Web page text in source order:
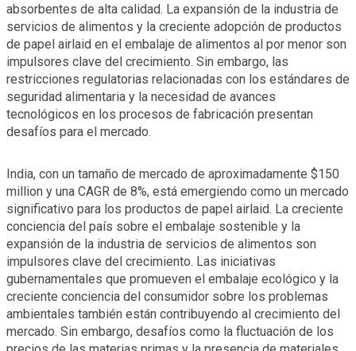
absorbentes de alta calidad. La expansión de la industria de
servicios de alimentos y la creciente adopción de productos
de papel airlaid en el embalaje de alimentos al por menor son
impulsores clave del crecimiento. Sin embargo, las
restricciones regulatorias relacionadas con los estándares de
seguridad alimentaria y la necesidad de avances
tecnológicos en los procesos de fabricación presentan
desafíos para el mercado.
India, con un tamaño de mercado de aproximadamente $150
million y una CAGR de 8%, está emergiendo como un mercado
significativo para los productos de papel airlaid. La creciente
conciencia del país sobre el embalaje sostenible y la
expansión de la industria de servicios de alimentos son
impulsores clave del crecimiento. Las iniciativas
gubernamentales que promueven el embalaje ecológico y la
creciente conciencia del consumidor sobre los problemas
ambientales también están contribuyendo al crecimiento del
mercado. Sin embargo, desafíos como la fluctuación de los